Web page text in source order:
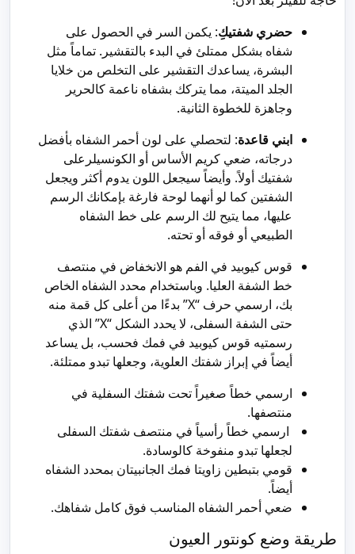
حضري شفتيكِ: يكمن السر في الحصول على
شفاه بشكل ممتلئ في البدء بالتقشير. تماماً مثل
البشرة، يساعدك التقشير على التخلص من خلايا
الجلد الميتة، مما يتركك بشفاه ناعمة كالحرير
وجاهزة للخطوة الثانية.
ابني قاعدة: لتحصلي على لون أحمر الشفاه بأفضل
درجاته، ضعي كريم الأساس أو الكونسيلرعلى
شفتيك أولاً. وأيضاً سيجعل اللون يدوم أكثر ويجعل
الشفتين كما لو أنهما لوحة فارغة بإمكانك الرسم
عليها، مما يتيح لك الرسم على خط الشفاه
الطبيعي أو فوقه أو تحته.
قوس كيوبيد في الفم هو الانخفاض في منتصف
خط الشفة العليا. وباستخدام محدد الشفاه الخاص
بك، ارسمي حرف “X” بدءًا من أعلى كل قمة منه
حتى الشفة السفلى، لا يحدد الشكل “X” الذي
رسمتيه قوس كيوبيد في فمك فحسب، بل يساعد
أيضاً في إبراز شفتك العلوية، وجعلها تبدو ممتلئة.
ارسمي خطاً صغيراً تحت شفتك السفلية في
منتصفها.
ارسمي خطاً رأسياً في منتصف شفتك السفلى
لجعلها تبدو منفوخة كالوسادة.
قومي بتبطين زاويتا فمك الجانبيتان بمحدد الشفاه
أيضاً.
ضعي أحمر الشفاه المناسب فوق كامل شفاهك.
طريقة وضع كونتور العيون